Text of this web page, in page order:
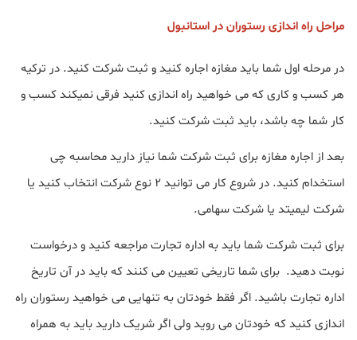
مراحل راه اندازی رستوران در استانبول
در مرحله اول شما باید مغازه اجاره کنید و ثبت شرکت کنید. در ترکیه
هر کسب و کاری که می خواهید راه اندازی کنید فرقی نمیکند کسب و
کار شما چه باشد، باید ثبت شرکت کنید.
بعد از اجاره مغازه برای ثبت شرکت شما نیاز دارید محاسبه چی
استخدام کنید. در شروع کار می توانید ۲ نوع شرکت انتخاب کنید یا
شرکت لیمیتد یا شرکت سهامی.
برای ثبت شرکت شما باید به اداره تجارت مراجعه کنید و درخواست
نوبت دهید. برای شما تاریخی تعیین می کنند که باید در آن تاریخ
اداره تجارت باشید. اگر فقط خودتان به تنهایی می خواهید رستوران راه
اندازی کنید که خودتان می روید ولی اگر شریک دارید باید به همراه